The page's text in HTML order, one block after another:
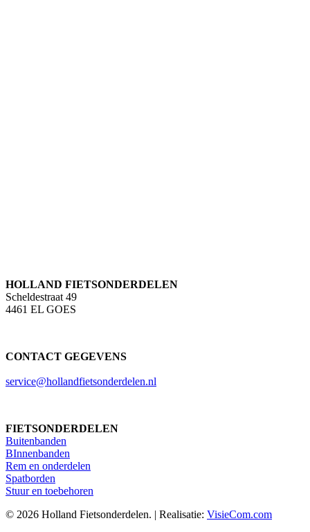
HOLLAND FIETSONDERDELEN
Scheldestraat 49
4461 EL GOES
CONTACT GEGEVENS
service@hollandfietsonderdelen.nl
FIETSONDERDELEN
Buitenbanden
BInnenbanden
Rem en onderdelen
Spatborden
Stuur en toebehoren
© 2026 Holland Fietsonderdelen. | Realisatie: VisieCom.com